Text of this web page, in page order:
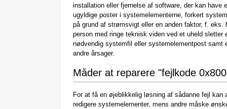
installation eller fjernelse af software, der kan have
ugyldige poster i systemelementerne, forkert
på grund af strømsvigt eller en anden faktor, f. eks.
person med ringe teknisk viden ved et uheld sletter
nødvendig systemfil eller systemelementpost samt
andre årsager.
Måder at reparere "fejlkode
For at få en øjeblikkelig løsning af sådanne fejl kan
redigere systemelementer, mens andre måske